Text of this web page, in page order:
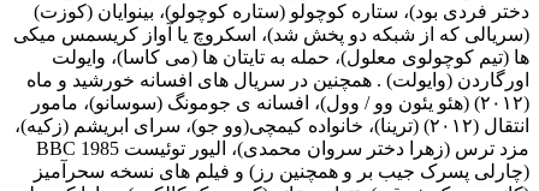
دختر فردی بود)، ستاره کوچولو (ستاره کوچولو)، بینوایان (کوزت)
(سریالی که از شبکه دو پخش شد)، اسکروچ یا آواز کریسمس میکی
ها (تیم کوچولوی معلول)، حمله به تایتان ها (می کاسا)، وایولت
اورگاردن (وایولت) . همچنین در سریال های افسانه خورشید و ماه
(۲۰۱۲) (هئو یئون وو / وول)، افسانه ی جومونگ (سوسانو)، مامور
انتقال (۲۰۱۲) (ترینا)، خانواده کیمچی(وو جو)، سرای ابریشم (زکیه)،
مزد ترس (زهرا دختر سروان محمدی)، الیور توئیست 1985 BBC
(چارلی پسرک جیب بر و همچنین رز) و فیلم های نسخه سحرآمیز